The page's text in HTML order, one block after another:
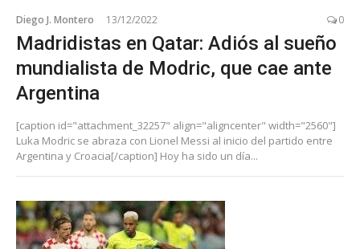
Diego J. Montero 13/12/2022 0
Madridistas en Qatar: Adiós al sueño
mundialista de Modric, que cae ante
Argentina
[caption id="attachment_32257" align="aligncenter" width="2560"]
Luka Modric se abraza con Lionel Messi al inicio del partido entre
Argentina y Croacia[/caption] Hoy ha sido un día...